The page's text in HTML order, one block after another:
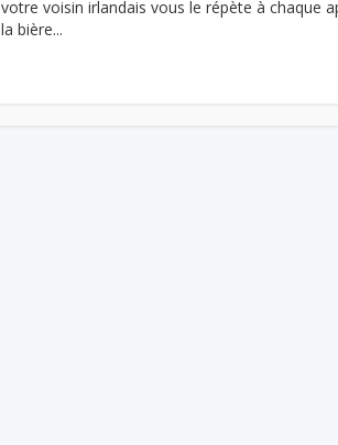
votre voisin irlandais vous le répète à chaque
la bière...